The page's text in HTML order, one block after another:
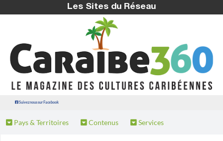
Les Sites du Réseau
Suivez nous sur Facebook
Pays & Territoires Contenus Services